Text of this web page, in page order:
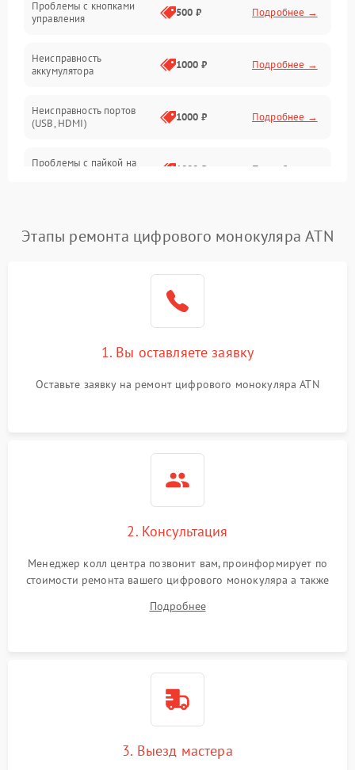
Механические повреждения
Проблемы с кнопками
управления
500 ₽ Подробнее →
Неисправность
аккумулятора
1000 ₽ Подробнее →
Неисправность портов
(USB, HDMI)
1000 ₽ Подробнее →
Проблемы с пайкой на
1000 ₽ Подробнее →
500 ₽
1500 ₽
изображения
1000 ₽ Подробнее →
2000 ₽
Проблемы с заземлением 1000 ₽
Повреждение печатной
платы
2800 ₽
Этапы ремонта цифрового монокуляра ATN
1. Вы оставляете заявку
Оставьте заявку на ремонт цифрового монокуляра ATN
2. Консультация
Менеджер колл центра позвонит вам, проинформирует по
стоимости ремонта вашего цифрового монокуляра а также
Подробнее
3. Выезд мастера